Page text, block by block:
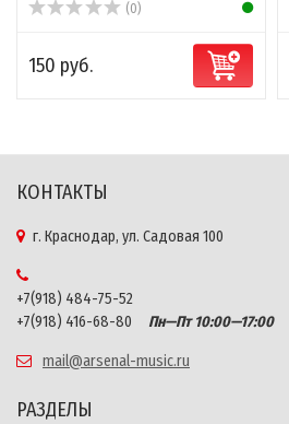
(0)
150 руб.
КОНТАКТЫ
г. Краснодар, ул. Садовая 100
+7(918) 484-75-52
+7(918) 416-68-80
Пн—Пт 10:00—17:00
mail@arsenal-music.ru
РАЗДЕЛЫ